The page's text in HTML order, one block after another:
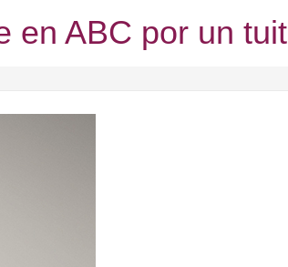
en ABC por un tuit